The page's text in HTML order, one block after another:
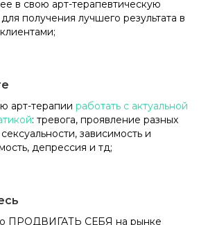
в свою арт-терапевтическую
получения лучшего результата в
арт-терапии работать с актуальной
: тревога, проявление разных
зависимость и
депрессия и тд;
ПРОДВИГАТЬ СЕБЯ на рынке